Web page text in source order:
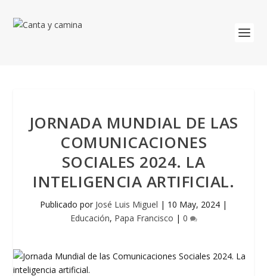
JORNADA MUNDIAL DE LAS
COMUNICACIONES
SOCIALES 2024. LA
INTELIGENCIA ARTIFICIAL.
Publicado por José Luis Miguel | 10 May, 2024 |
Educación, Papa Francisco | 0